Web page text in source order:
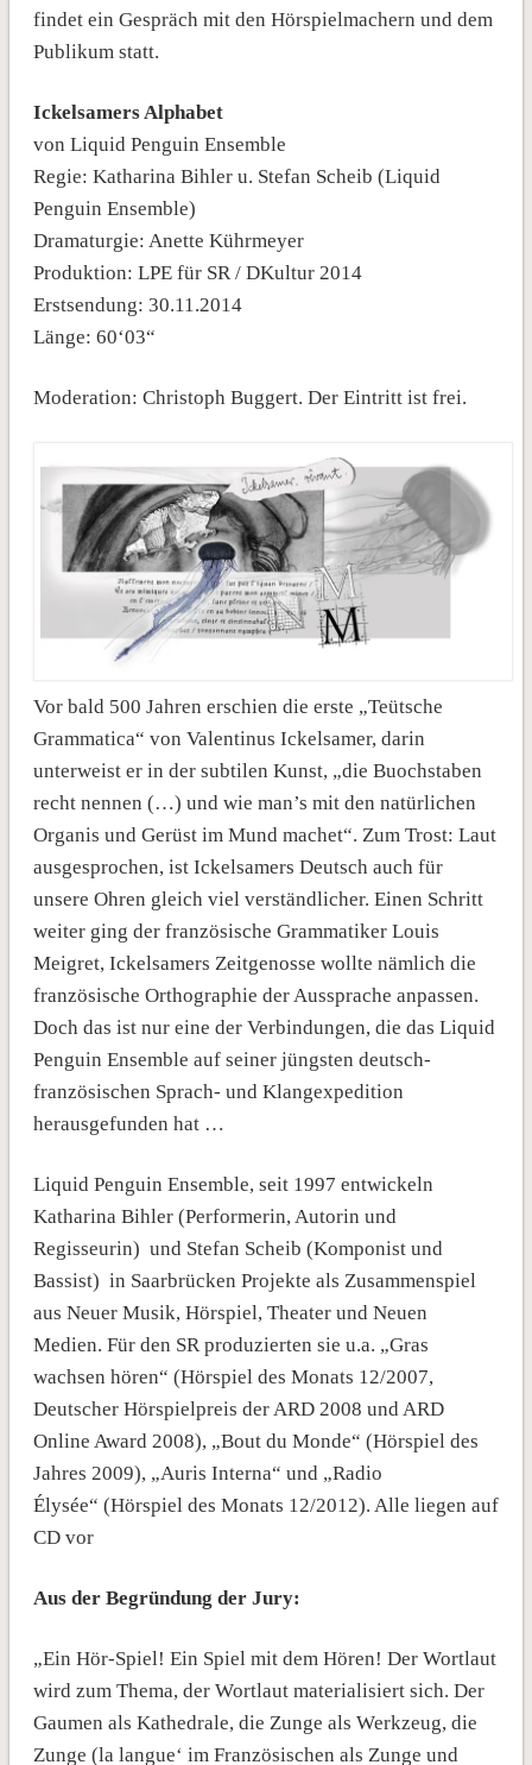
findet ein Gespräch mit den Hörspielmachern und dem
Publikum statt.
Ickelsamers Alphabet
von Liquid Penguin Ensemble
Regie: Katharina Bihler u. Stefan Scheib (Liquid
Penguin Ensemble)
Dramaturgie: Anette Kührmeyer
Produktion: LPE für SR / DKultur 2014
Erstsendung: 30.11.2014
Länge: 60‘03“
Moderation: Christoph Buggert. Der Eintritt ist frei.
Vor bald 500 Jahren erschien die erste „Teütsche
Grammatica“ von Valentinus Ickelsamer, darin
unterweist er in der subtilen Kunst, „die Buochstaben
recht nennen (…) und wie man’s mit den natürlichen
Organis und Gerüst im Mund machet“. Zum Trost: Laut
ausgesprochen, ist Ickelsamers Deutsch auch für
unsere Ohren gleich viel verständlicher. Einen Schritt
weiter ging der französische Grammatiker Louis
Meigret, Ickelsamers Zeitgenosse wollte nämlich die
französische Orthographie der Aussprache anpassen.
Doch das ist nur eine der Verbindungen, die das Liquid
Penguin Ensemble auf seiner jüngsten deutsch-
französischen Sprach- und Klangexpedition
herausgefunden hat …
Liquid Penguin Ensemble, seit 1997 entwickeln
Katharina Bihler (Performerin, Autorin und
Regisseurin) und Stefan Scheib (Komponist und
Bassist) in Saarbrücken Projekte als Zusammenspiel
aus Neuer Musik, Hörspiel, Theater und Neuen
Medien. Für den SR produzierten sie u.a. „Gras
wachsen hören“ (Hörspiel des Monats 12/2007,
Deutscher Hörspielpreis der ARD 2008 und ARD
Online Award 2008), „Bout du Monde“ (Hörspiel des
Jahres 2009), „Auris Interna“ und „Radio
Élysée“ (Hörspiel des Monats 12/2012). Alle liegen auf
CD vor
Aus der Begründung der Jury:
„Ein Hör-Spiel! Ein Spiel mit dem Hören! Der Wortlaut
wird zum Thema, der Wortlaut materialisiert sich. Der
Gaumen als Kathedrale, die Zunge als Werkzeug, die
Zunge (la langue‘ im Französischen als Zunge und